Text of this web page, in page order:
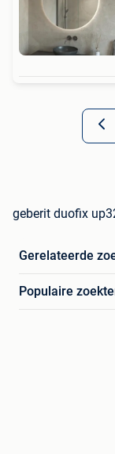
geberit duofix
Gerelateerde
Populaire